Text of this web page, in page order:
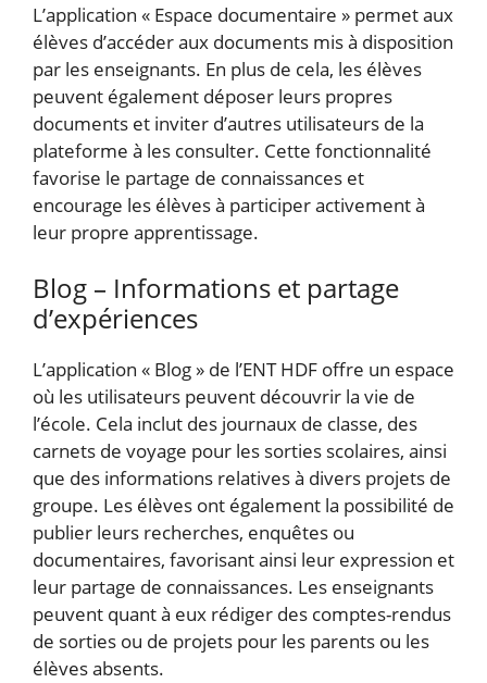
L’application « Espace documentaire » permet aux
élèves d’accéder aux documents mis à disposition
par les enseignants. En plus de cela, les élèves
peuvent également déposer leurs propres
documents et inviter d’autres utilisateurs de la
plateforme à les consulter. Cette fonctionnalité
favorise le partage de connaissances et
encourage les élèves à participer activement à
leur propre apprentissage.
Blog – Informations et partage
d’expériences
L’application « Blog » de l’ENT HDF offre un espace
où les utilisateurs peuvent découvrir la vie de
l’école. Cela inclut des journaux de classe, des
carnets de voyage pour les sorties scolaires, ainsi
que des informations relatives à divers projets de
groupe. Les élèves ont également la possibilité de
publier leurs recherches, enquêtes ou
documentaires, favorisant ainsi leur expression et
leur partage de connaissances. Les enseignants
peuvent quant à eux rédiger des comptes-rendus
de sorties ou de projets pour les parents ou les
élèves absents.